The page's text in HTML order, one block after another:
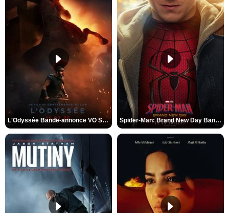
L'Odyssée Bande-annonce VO STFR Spider-Man: Brand New Day Bande-annonce VO STFR